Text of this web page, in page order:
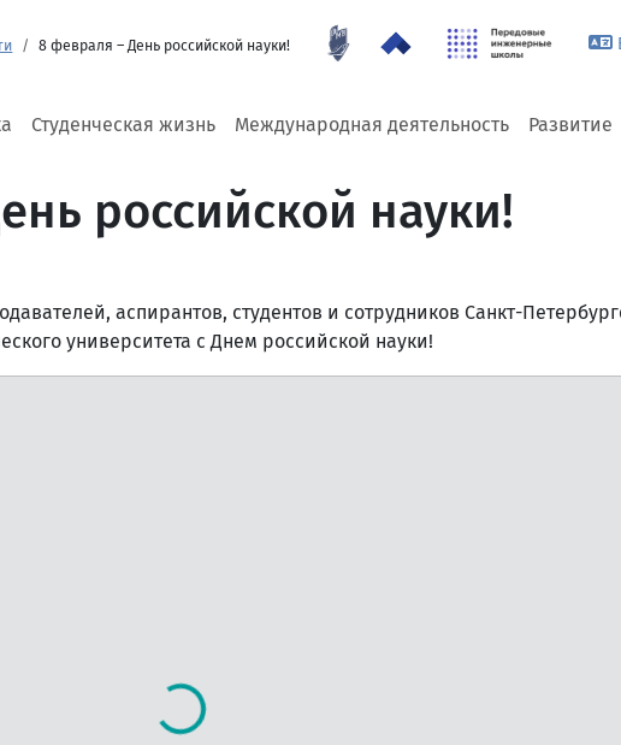
8 февраля – День российской науки!
Студенческая жизнь Международная деятельность Развитие
российской науки!
аспирантов, студентов и сотрудников Санкт-
университета с Днем российской науки!